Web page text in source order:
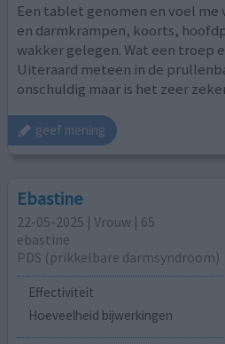
Een tablet genomen en voel me
en darmkrampen, koorts,
wakker gelegen. Wat een troep
Uiteraard meteen in de
onschuldig maar is het zeer
geef mening
Ebastine
22-05-2025 | Vrouw | 65
ebastine
PDS (prikkelbare darmsyndroom)
Effectiviteit
Hoeveelheid bijwerkingen